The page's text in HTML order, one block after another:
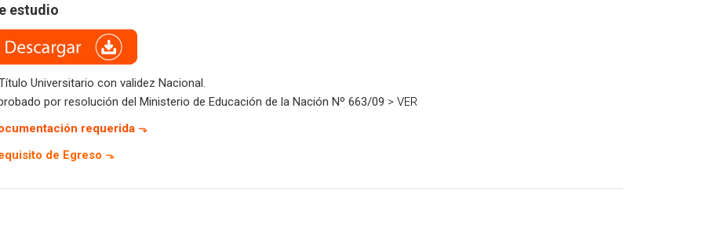
estudio
Universitario con validez Nacional.
por resolución del Ministerio de Educación de la Nación Nº 663/09 > VER
requerida⬎
de Egreso ⬎